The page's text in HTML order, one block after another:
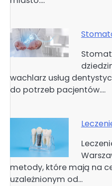
wachlarz usług
do potrzeb pacjentów.…
metody, które mają na
uzależnionym od…